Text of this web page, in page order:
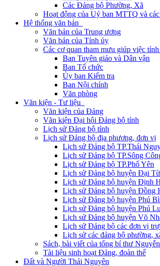
Các Đảng bộ Phường, Xã
Hoạt động của Uỷ ban MTTQ và
Hệ thống văn bản
Văn bản của Trung ương
Văn bản của Tỉnh ủy
Các cơ quan tham mưu giúp việc
Ban Tuyên giáo và Dân vận
Ban Tổ chức
Ủy ban Kiểm tra
Ban Nội chính
Văn phòng
Văn kiện - Tư liệu
Văn kiện của Đảng
Văn kiện Đại hội Đảng bộ tỉnh
Lịch sử Đảng bộ tỉnh
Lịch sử Đảng bộ địa phương, đơn vị
Lịch sử Đảng bộ TP.Thái
Lịch sử Đảng bộ TP.Sông
Lịch sử Đảng bộ TP.Phổ Yên
Lịch sử Đảng bộ huyện Đại Từ
Lịch sử Đảng bộ huyện Định
Lịch sử Đảng bộ huyện Đồng
Lịch sử Đảng bộ huyện Phú
Lịch sử Đảng bộ huyện Phú
Lịch sử Đảng bộ huyện Võ
Lịch sử Đảng bộ các đơn vị
Lịch sử các đảng bộ phường,
Sách, bài viết của tổng bí thư
Tài liệu sinh hoạt Đảng, đoàn thể
Đất và Người Thái Nguyên